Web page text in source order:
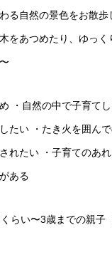
る自然の景色をお散
をあつめたり、ゆっく
・自然の中で子育て
たい ・たき火を囲ん
れたい ・子育てのあ
ある
らい〜3歳までの親子